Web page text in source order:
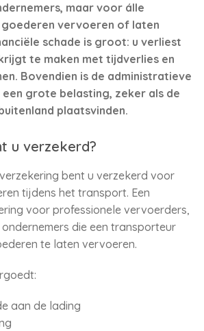
maar voor álle
vervoeren of laten
schade is groot: u verliest
te maken met tijdverlies en
Bovendien is de administratieve
grote belasting, zeker als de
plaatsvinden.
u verzekerd?
bent u verzekerd voor
tijdens het transport. Een
voor professionele vervoerders,
die een transporteur
te laten vervoeren.
aan de lading